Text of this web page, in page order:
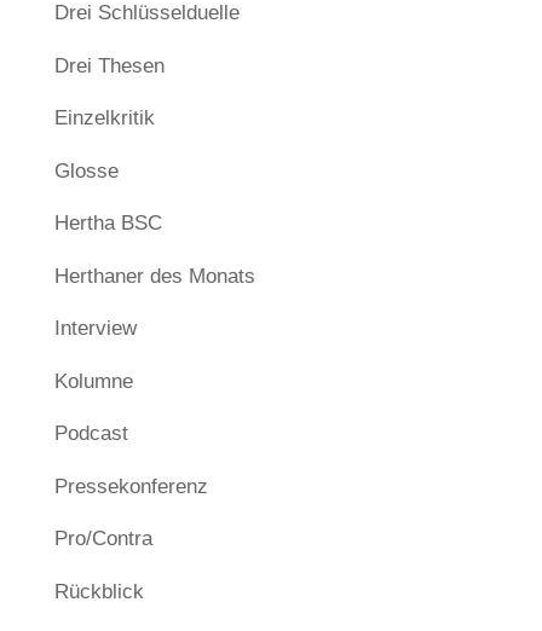
Drei Schlüsselduelle
Drei Thesen
Einzelkritik
Glosse
Hertha BSC
Herthaner des Monats
Interview
Kolumne
Podcast
Pressekonferenz
Pro/Contra
Rückblick